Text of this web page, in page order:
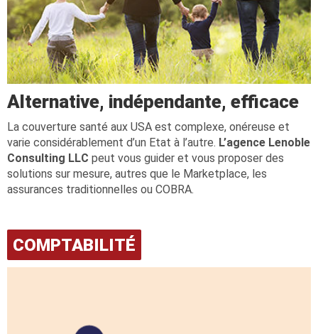
Alternative, indépendante, efficace
La couverture santé aux USA est complexe, onéreuse et
varie considérablement d’un Etat à l’autre. L’agence Lenoble
Consulting LLC peut vous guider et vous proposer des
solutions sur mesure, autres que le Marketplace, les
assurances traditionnelles ou COBRA.
COMPTABILITÉ